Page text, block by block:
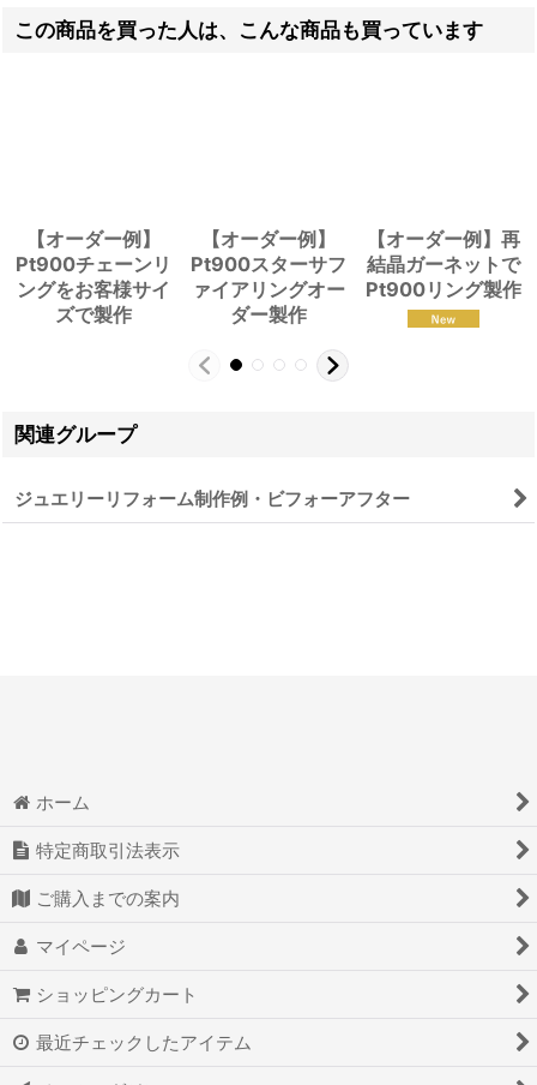
この商品を買った人は、こんな商品も買っています
【オーダー例】
Pt900チェーンリ
ングをお客様サイ
ズで製作
【オーダー例】
Pt900スターサフ
ァイアリングオー
ダー製作
【オーダー例】再
結晶ガーネットで
Pt900リング製作
関連グループ
ジュエリーリフォーム制作例・ビフォーアフター
ホーム
特定商取引法表示
ご購入までの案内
マイページ
ショッピングカート
最近チェックしたアイテム